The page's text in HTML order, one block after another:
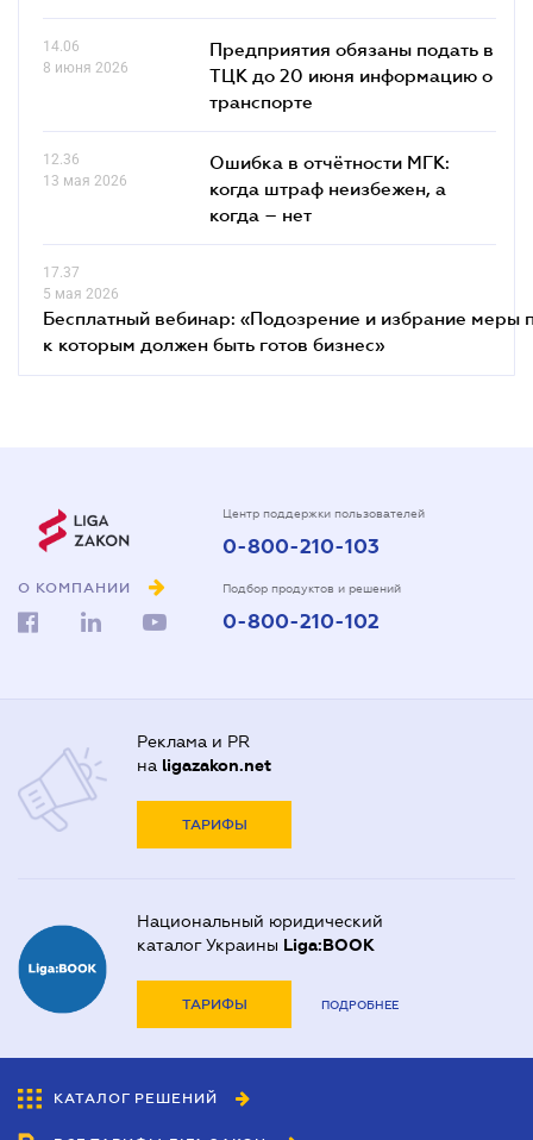
14.06
8 июня 2026
Предприятия обязаны подать в
ТЦК до 20 июня информацию о
транспорте
12.36
13 мая 2026
Ошибка в отчётности МГК:
когда штраф неизбежен, а
когда – нет
17.37
5 мая 2026
Бесплатный вебинар: «Подозрение и избрание меры
к которым должен быть готов бизнес»
О КОМПАНИИ
Центр поддержки пользователей
0-800-210-103
Подбор продуктов и решений
0-800-210-102
Реклама и PR
на ligazakon.net
ТАРИФЫ
Национальный юридический
каталог Украины Liga:BOOK
ТАРИФЫ ПОДРОБНЕЕ
КАТАЛОГ РЕШЕНИЙ